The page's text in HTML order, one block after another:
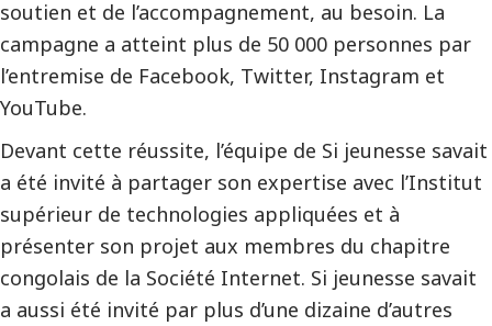
soutien et de l’accompagnement, au besoin. La
campagne a atteint plus de 50 000 personnes par
l’entremise de Facebook, Twitter, Instagram et
YouTube.
Devant cette réussite, l’équipe de Si jeunesse savait
a été invité à partager son expertise avec l’Institut
supérieur de technologies appliquées et à
présenter son projet aux membres du chapitre
congolais de la Société Internet. Si jeunesse savait
a aussi été invité par plus d’une dizaine d’autres